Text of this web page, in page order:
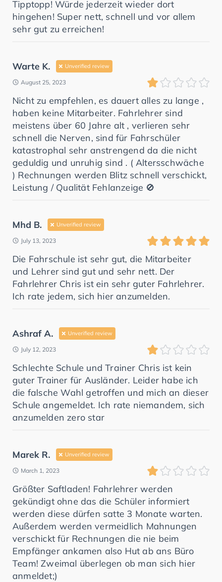
Tipptopp! Würde jederzeit wieder dort
hingehen! Super nett, schnell und vor allem
sehr gut zu erreichen!
Warte K. Unverified review
August 25, 2023
Nicht zu empfehlen, es dauert alles zu lange ,
haben keine Mitarbeiter. Fahrlehrer sind
meistens über 60 Jahre alt , verlieren sehr
schnell die Nerven, sind für Fahrschüler
katastrophal sehr anstrengend da die nicht
geduldig und unruhig sind . ( Altersschwäche
) Rechnungen werden Blitz schnell verschickt,
Leistung / Qualität Fehlanzeige 🚫
Mhd B. Unverified review
July 13, 2023
Die Fahrschule ist sehr gut, die Mitarbeiter
und Lehrer sind gut und sehr nett. Der
Fahrlehrer Chris ist ein sehr guter Fahrlehrer.
Ich rate jedem, sich hier anzumelden.
Ashraf A. Unverified review
July 12, 2023
Schlechte Schule und Trainer Chris ist kein
guter Trainer für Ausländer. Leider habe ich
die falsche Wahl getroffen und mich an dieser
Schule angemeldet. Ich rate niemandem, sich
anzumelden zero star
Marek R. Unverified review
March 1, 2023
Größter Saftladen! Fahrlehrer werden
gekündigt ohne das die Schüler informiert
werden diese dürfen satte 3 Monate warten.
Außerdem werden vermeidlich Mahnungen
verschickt für Rechnungen die nie beim
Empfänger ankamen also Hut ab ans Büro
Team! Zweimal überlegen ob man sich hier
anmeldet;)